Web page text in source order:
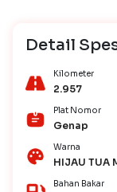
Detail
Kilometer
2.957
Plat Nomor
Genap
Warna
HIJAU TUA
Bahan Bakar